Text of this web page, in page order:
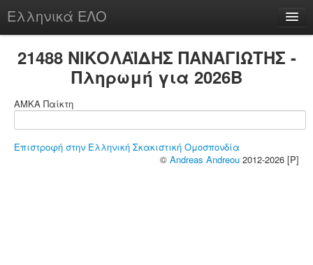
Ελληνικά ΕΛΟ
chesstu.be @ discord
21488 ΝΙΚΟΛΑΪΔΗΣ ΠΑΝΑΓΙΩΤΗΣ -
Πληρωμή για 2026B
ΑΜΚΑ Παίκτη
Επιστροφή στην Ελληνική Σκακιστική Ομοσπονδία
© Andreas Andreou 2012-2026 [P]